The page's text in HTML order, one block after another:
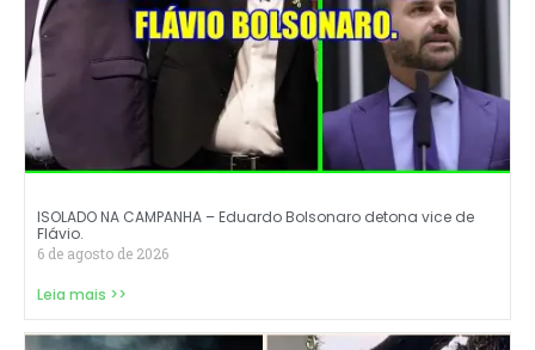
ISOLADO NA CAMPANHA – Eduardo Bolsonaro detona vice de
Flávio.
6 de agosto de 2026
Leia mais >>